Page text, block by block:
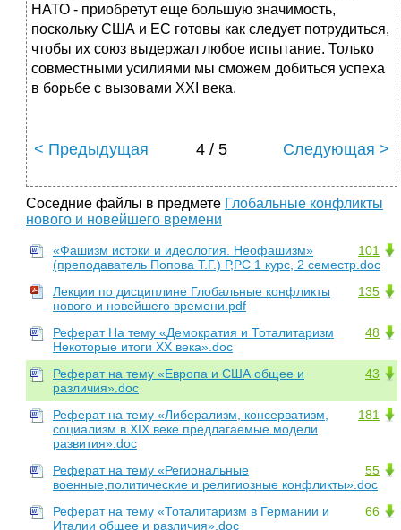
НАТО - приобретут еще большую значимость,
поскольку США и ЕС готовы как следует потрудиться,
чтобы их союз выдержал любое испытание. Только
совместными усилиями мы сможем добиться успеха
в борьбе с вызовами XXI века.
< Предыдущая 4 / 5 Следующая >
Соседние файлы в предмете Глобальные конфликты
нового и новейшего времени
101
«Фашизм истоки и идеология. Неофашизм»
(преподаватель Попова Т.Г.) Р,РС 1 курс, 2 семестр.doc
135
Лекции по дисциплине Глобальные конфликты
нового и новейшего времени.pdf
48
Реферат На тему «Демократия и Тоталитаризм
Некоторые итоги XX века».doc
43
Реферат на тему «Европа и США общее и
различия».doc
181
Реферат на тему «Либерализм, консерватизм,
социализм в XIX веке предлагаемые модели
развития».doc
55
Реферат на тему «Региональные
военные,политические и религиозные конфликты».doc
66
Реферат на тему «Тоталитаризм в Германии и
Италии общее и различия».doc